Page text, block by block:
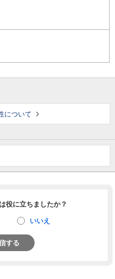
について
役に立ちましたか？
いいえ
する